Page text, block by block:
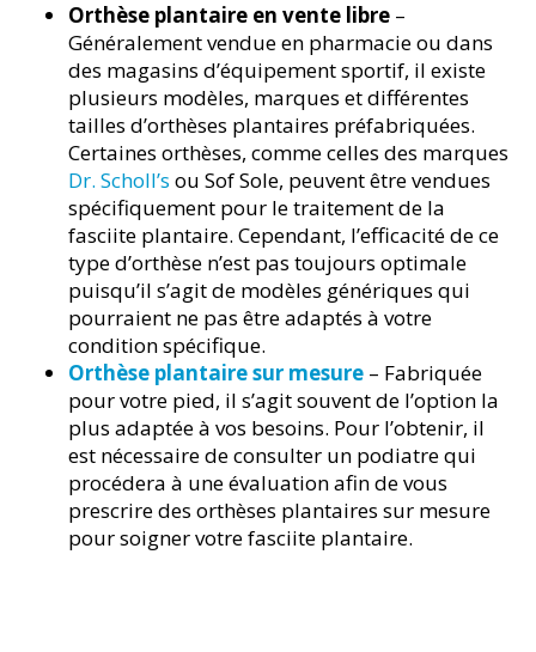
Orthèse plantaire en vente libre –
Généralement vendue en pharmacie ou dans
des magasins d’équipement sportif, il existe
plusieurs modèles, marques et différentes
tailles d’orthèses plantaires préfabriquées.
Certaines orthèses, comme celles des marques
Dr. Scholl’s ou Sof Sole, peuvent être vendues
spécifiquement pour le traitement de la
fasciite plantaire. Cependant, l’efficacité de ce
type d’orthèse n’est pas toujours optimale
puisqu’il s’agit de modèles génériques qui
pourraient ne pas être adaptés à votre
condition spécifique.
Orthèse plantaire sur mesure – Fabriquée
pour votre pied, il s’agit souvent de l’option la
plus adaptée à vos besoins. Pour l’obtenir, il
est nécessaire de consulter un podiatre qui
procédera à une évaluation afin de vous
prescrire des orthèses plantaires sur mesure
pour soigner votre fasciite plantaire.